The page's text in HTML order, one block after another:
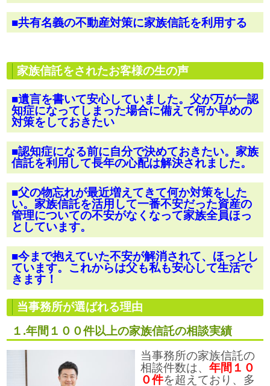
■共有名義の不動産対策に家族信託を利用する
家族信託をされたお客様の生の声
■遺言を書いて安心していました。父が万が一認
知症になってしまった場合に備えて何か早めの
対策をしておきたい
■認知症になる前に自分で決めておきたい。家族
信託を利用して長年の心配は解決されました。
■父の物忘れが最近増えてきて何か対策をした
い。家族信託を活用して一番不安だった資産の
管理についての不安がなくなって家族全員ほっ
としています。
■今まで抱えていた不安が解消されて、ほっとし
ています。これからは父も私も安心して生活で
きます！
当事務所が選ばれる理由
１.年間１００件以上の家族信託の相談実績
当事務所の家族信託の
相談件数は、年間１０
０件を超えており、多